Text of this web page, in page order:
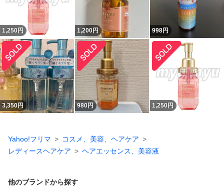
1,250 円 1,200円 998円
3,350円 980円 1,250 円
Yahoo!フリマ
コスメ、美容、ヘアケア
レディースヘアケア
ヘアエッセンス、美容液
他のブランドから探す